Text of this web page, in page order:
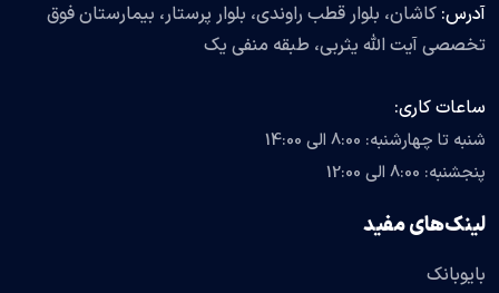
آدرس: کاشان، بلوار قطب راوندی، بلوار پرستار، بیمارستان فوق
تخصصی آیت الله یثربی، طبقه منفی یک
ساعات کاری:
شنبه تا چهارشنبه: 8:00 الی 14:00
پنجشنبه: 8:00 الی 12:00
لینک‌های مفید
بایوبانک